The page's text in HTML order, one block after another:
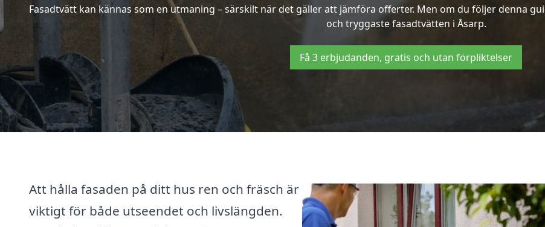
Fasadtvätt kan kännas som en utmaning – särskilt när det gäller att jämföra offerter. Men om du följer denna
och tryggaste fasadtvätten i Åsarp.
Få 3 erbjudanden, gratis och utan förpliktelser
Att hålla fasaden på ditt hus ren och fräsch är
viktigt för både utseendet och livslängden.